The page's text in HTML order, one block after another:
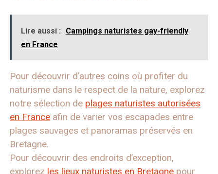
Lire aussi :
Campings naturistes gay-friendly
en France
Pour découvrir d’autres coins où profiter du
naturisme dans le respect de la nature, explorez
notre sélection de plages naturistes autorisées
en France afin de varier vos escapades entre
plages sauvages et panoramas préservés en
Bretagne.
Pour découvrir des endroits d’exception,
explorez les lieux naturistes en Bretagne pour